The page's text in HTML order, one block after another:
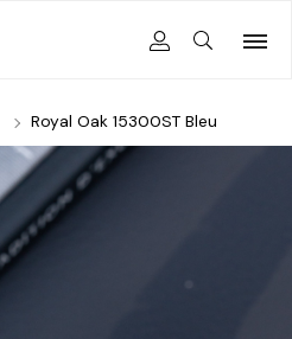
Royal Oak 15300ST Bleu